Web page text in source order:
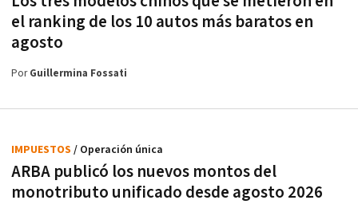
el ranking de los 10 autos más baratos en
agosto
PorGuillermina Fossati
ARBA publicó los nuevos montos del
monotributo unificado desde agosto 2026
IMPUESTOS / Operación única